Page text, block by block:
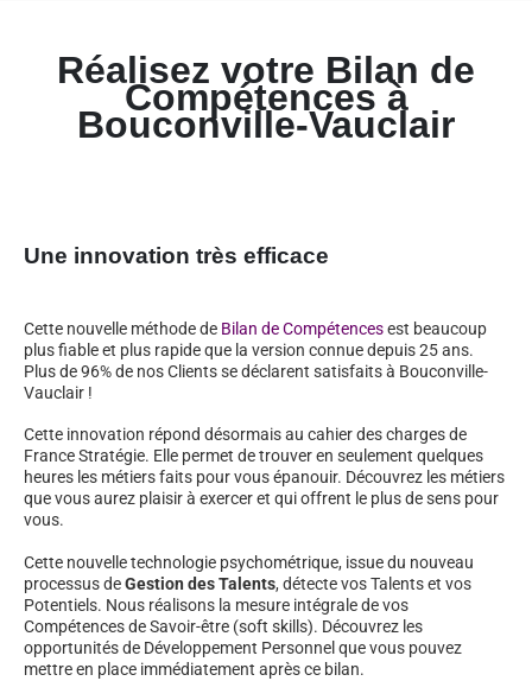
Réalisez votre Bilan de
Compétences à
Bouconville-Vauclair
Une innovation très efficace
Cette nouvelle méthode de Bilan de Compétencesest beaucoup
plus fiable et plus rapide que la version connue depuis 25 ans.
Plus de 96% de nos Clients se déclarent satisfaits à Bouconville-
Vauclair !
Cette innovation répond désormais au cahier des charges de
France Stratégie. Elle permet de trouver en seulement quelques
heures les métiers faits pour vous épanouir. Découvrez les métiers
que vous aurez plaisir à exercer et qui offrent le plus de sens pour
vous.
Cette nouvelle technologie psychométrique, issue du nouveau
processus deGestion des Talents, détecte vos Talents et vos
Potentiels. Nous réalisons la mesure intégrale de vos
Compétences de Savoir-être (soft skills). Découvrez les
opportunités de Développement Personnel que vous pouvez
mettre en place immédiatement après ce bilan.